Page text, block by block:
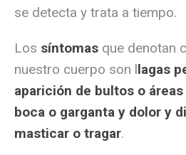
se detecta y trata a tiempo.
Los síntomas que denotan
nuestro cuerpo son llagas
aparición de bultos o
boca o garganta y dolor y
masticar o tragar.